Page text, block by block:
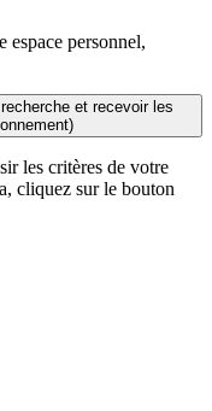
espace personnel,
et recevoir les
les critères de votre
cliquez sur le bouton